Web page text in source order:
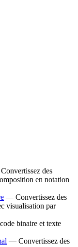
des
en notation
— Convertissez des
visualisation par
binaire et texte
— Convertissez des